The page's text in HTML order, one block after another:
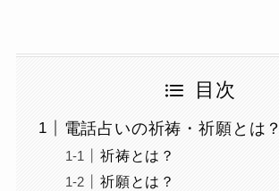
目次
電話占いの祈祷・祈願とは？
祈祷とは？
祈願とは？